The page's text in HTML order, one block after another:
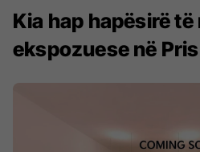
Kia hap hapësirë
ekspozuese në